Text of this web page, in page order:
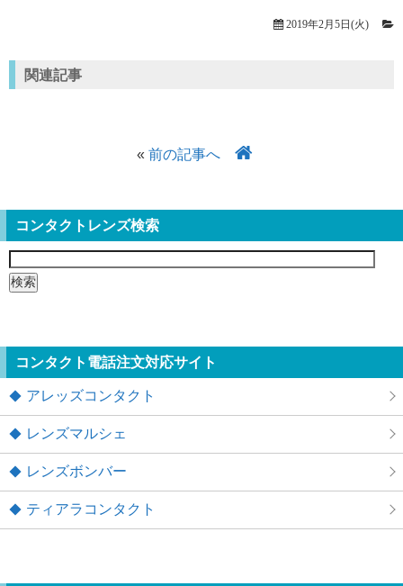
2019年2月5日(火)
関連記事
« 前の記事へ
コンタクトレンズ検索
検
索:
コンタクト電話注文対応サイト
アレッズコンタクト
レンズマルシェ
レンズボンバー
ティアラコンタクト